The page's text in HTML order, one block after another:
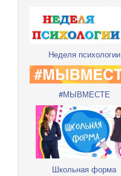
Неделя психологии
#МЫВМЕСТЕ
Школьная форма